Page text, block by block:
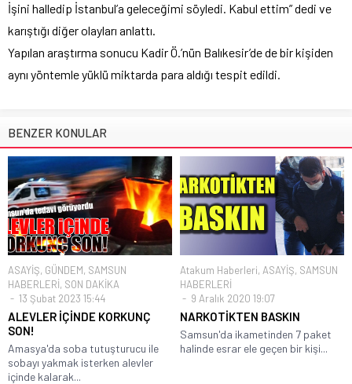
İşini halledip İstanbul’a geleceğimi söyledi. Kabul ettim” dedi ve
karıştığı diğer olayları anlattı.
Yapılan araştırma sonucu Kadir Ö.’nün Balıkesir’de de bir kişiden
aynı yöntemle yüklü miktarda para aldığı tespit edildi.
BENZER KONULAR
ASAYİŞ, GÜNDEM, SAMSUN
HABERLERİ, SON DAKİKA
13 Şubat 2023 15:44
ALEVLER İÇİNDE KORKUNÇ
SON!
Amasya'da soba tutuşturucu ile
sobayı yakmak isterken alevler
içinde kalarak...
Atakum Haberleri, ASAYİŞ, SAMSUN
HABERLERİ
9 Aralık 2020 19:07
NARKOTİKTEN BASKIN
Samsun'da ikametinden 7 paket
halinde esrar ele geçen bir kişi...